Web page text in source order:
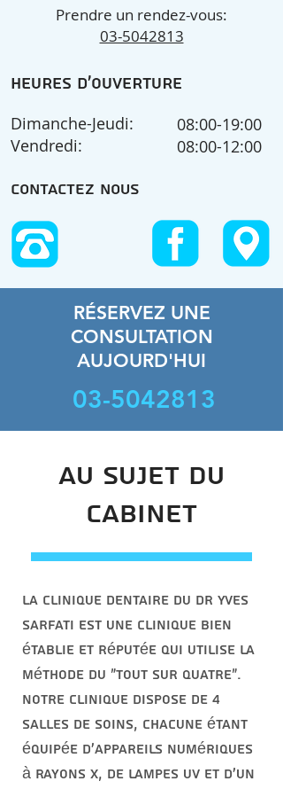
Prendre un rendez-vous:
03-5042813
08:00-19:00
08:00-12:00
Dimanche-Jeudi:
Vendredi:
CONTACTEZ NOUS
HEURES D'OUVERTURE
RÉSERVEZ UNE
CONSULTATION
AUJOURD'HUI
03-5042813
Au sujet du
Cabinet
La clinique dentaire du Dr Yves
Sarfati est une clinique bien
établie et réputée qui utilise la
méthode du "tout sur quatre".
Notre clinique dispose de 4
salles de soins, chacune étant
équipée d'appareils numériques
à rayons X, de lampes UV et d'un